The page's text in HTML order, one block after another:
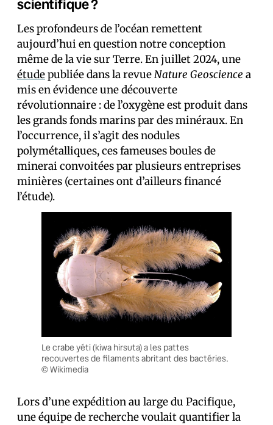
scientifique ?
Les profondeurs de l’océan remettent
aujourd’hui en question notre conception
même de la vie sur Terre. En juillet 2024, une
étudepubliée dans la revueNature Geoscience a
mis en évidence une découverte
révolutionnaire : de l’oxygène est produit dans
les grands fonds marins par des minéraux. En
l’occurrence, il s’agit des nodules
polymétalliques, ces fameuses boules de
minerai convoitées par plusieurs entreprises
minières (certaines ont d’ailleurs financé
l’étude).
Le crabe yéti (kiwa hirsuta) a les pattes
recouvertes de filaments abritant des bactéries.
© Wikimedia
Lors d’une expédition au large du Pacifique,
une équipe de recherche voulait quantifier la